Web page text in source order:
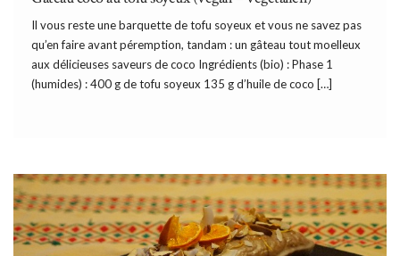
Il vous reste une barquette de tofu soyeux et vous ne savez pas
qu’en faire avant péremption, tandam : un gâteau tout moelleux
aux délicieuses saveurs de coco Ingrédients (bio) : Phase 1
(humides) : 400 g de tofu soyeux 135 g d’huile de coco […]